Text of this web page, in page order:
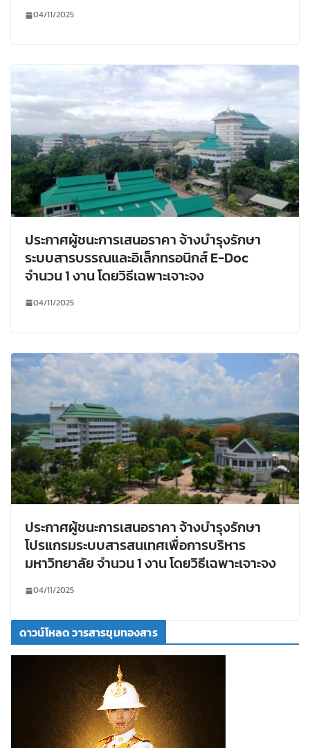
04/11/2025
ประกาศผู้ชนะการเสนอราคา จ้างบำรุงรักษา
ระบบสารบรรณและอิเล็กทรอนิกส์ E-Doc
จำนวน 1 งาน โดยวิธีเฉพาะเจาะจง
04/11/2025
ประกาศผู้ชนะการเสนอราคา จ้างบำรุงรักษา
โปรแกรมระบบสารสนเทศเพื่อการบริหาร
มหาวิทยาลัย จำนวน 1 งาน โดยวิธีเฉพาะเจาะจง
04/11/2025
ดาวน์โหลด วารสารขุมทองสาร